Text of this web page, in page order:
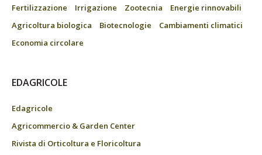
Fertilizzazione
Irrigazione Zootecnia
Energie rinnovabili
Agricoltura biologica
Biotecnologie
Cambiamenti climatici
Economia circolare
EDAGRICOLE
Edagricole
Agricommercio & Garden Center
Rivista di Orticoltura e Floricoltura